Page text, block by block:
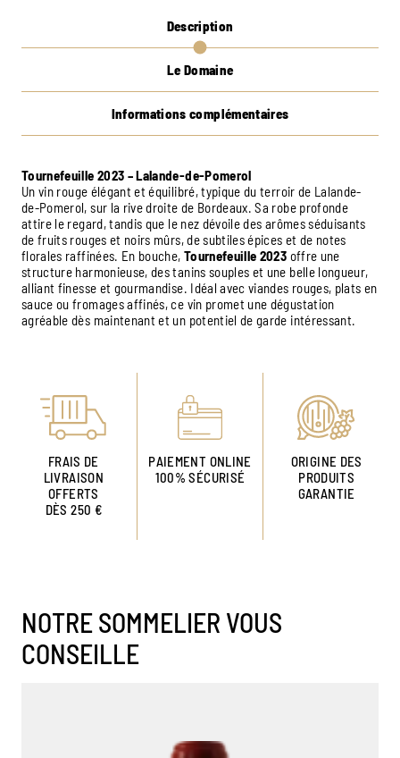
Description
Le Domaine
Informations complémentaires
Tournefeuille 2023 – Lalande-de-Pomerol
Un vin rouge élégant et équilibré, typique du terroir de Lalande-
de-Pomerol, sur la rive droite de Bordeaux. Sa robe profonde
attire le regard, tandis que le nez dévoile des arômes séduisants
de fruits rouges et noirs mûrs, de subtiles épices et de notes
florales raffinées. En bouche, Tournefeuille 2023 offre une
structure harmonieuse, des tanins souples et une belle longueur,
alliant finesse et gourmandise. Idéal avec viandes rouges, plats en
sauce ou fromages affinés, ce vin promet une dégustation
agréable dès maintenant et un potentiel de garde intéressant.
FRAIS DE
LIVRAISON
OFFERTS
DÈS 250 €
PAIEMENT ONLINE
100% SÉCURISÉ
ORIGINE DES
PRODUITS
GARANTIE
NOTRE SOMMELIER VOUS
CONSEILLE